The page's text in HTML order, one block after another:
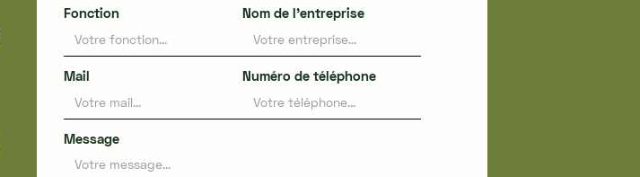
Fonction Nom de l'entreprise
Mail Numéro de téléphone
Message